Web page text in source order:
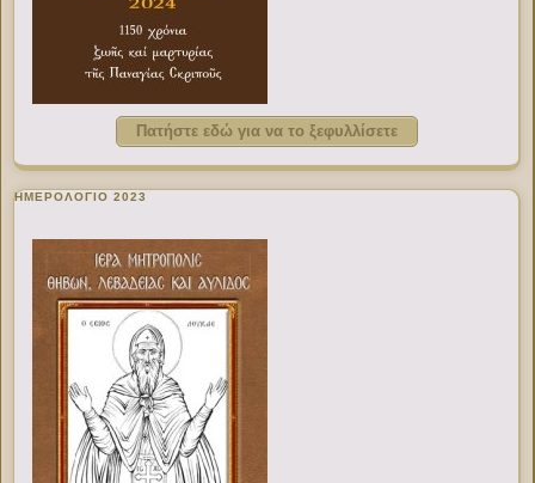
Πατήστε εδώ για να το ξεφυλλίσετε
ΗΜΕΡΟΛΟΓΙΟ 2023